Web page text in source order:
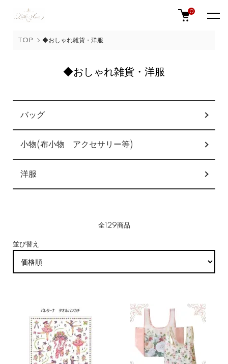
0
TOP ◆おしゃれ雑貨・洋服
◆おしゃれ雑貨・洋服
カテゴリー一覧
バッグ
小物(布小物 アクセサリー等)
洋服
全129商品
並び替え